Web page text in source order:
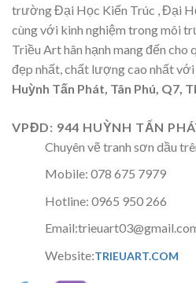
trường Đại Học Kiến Trúc , Đại
cùng với kinh nghiệm trong môi
Triều Art hân hạnh mang đến cho
đẹp nhất, chất lượng cao nhất với
Huỳnh Tấn Phát, Tân Phú, Q7,
VPĐD: 944 HUỲNH TẤN
Chuyên vẽ tranh sơn dầu
Mobile: 078 675 7979
Hotline: 0965 950 266
Website:TRIEUART.COM